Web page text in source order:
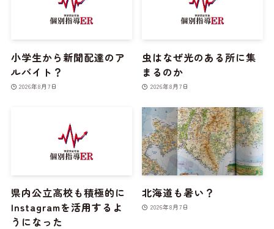
小学生から新聞配達のア
ルバイト？
2026年8月7日
虫はなぜ光のある所に集
まるのか
2026年8月7日
県内公立高校も積極的に
Instagramを活用するよ
うになった
北海道も暑い？
2026年8月7日